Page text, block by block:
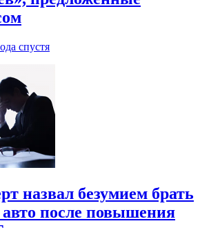
спустя
назвал безумием брать
после повышения